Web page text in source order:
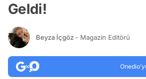
Geldi!
Beyza İçgöz - Magazin Editörü